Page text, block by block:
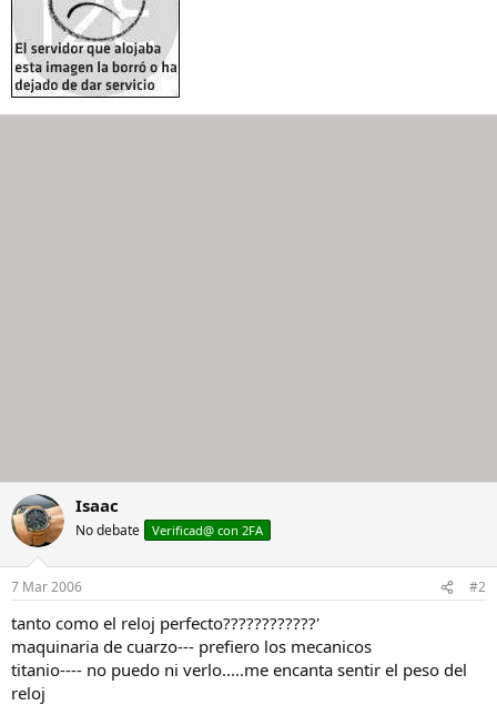
Isaac
No debate Verificad@ con 2FA
7 Mar 2006 #2
tanto como el reloj perfecto????????????'
maquinaria de cuarzo--- prefiero los mecanicos
titanio---- no puedo ni verlo.....me encanta sentir el peso del
reloj